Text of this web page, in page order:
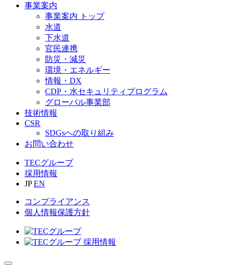
事業案内
事業案内 トップ
水道
下水道
官民連携
防災・減災
環境・エネルギー
情報・DX
CDP・水セキュリティプログラム
グローバル事業部
技術情報
CSR
SDGsへの取り組み
お問い合わせ
TECグループ
採用情報
JP EN
コンプライアンス
個人情報保護方針